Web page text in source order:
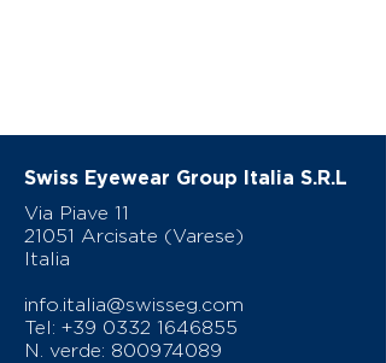
Swiss Eyewear Group Italia S.R.L
Via Piave 11
21051 Arcisate (Varese)
Italia
info.italia@swisseg.com
Tel: +39 0332 1646855
N. verde: 800974089